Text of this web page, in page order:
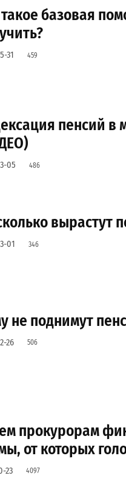
базовая
31 459
пенсий в
05 486
вырастут
01 346
не поднимут
26 506
прокурорам
от которых
23 4097